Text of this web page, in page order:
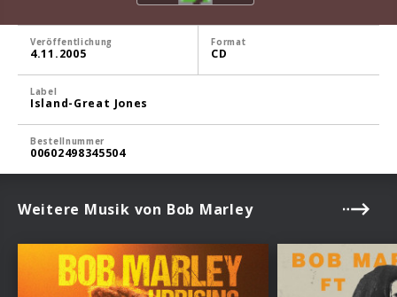
Veröffentlichung
4.11.2005
Format
CD
Label
Island-Great Jones
Bestellnummer
00602498345504
Weitere Musik von Bob Marley